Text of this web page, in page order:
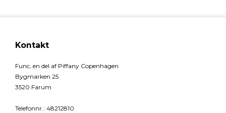
Kontakt
Func, en del af Piffany Copenhagen
Bygmarken 25
3520 Farum
Telefonnr.: 48212810